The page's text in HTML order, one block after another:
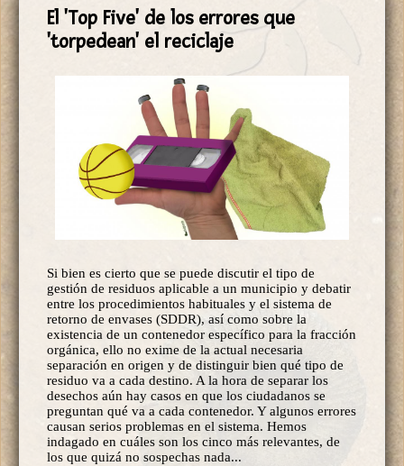
El 'Top Five' de los errores que
'torpedean' el reciclaje
Si bien es cierto que se puede discutir el tipo de
gestión de residuos aplicable a un municipio y debatir
entre los procedimientos habituales y el sistema de
retorno de envases (SDDR), así como sobre la
existencia de un contenedor específico para la fracción
orgánica, ello no exime de la actual necesaria
separación en origen y de distinguir bien qué tipo de
residuo va a cada destino. A la hora de separar los
desechos aún hay casos en que los ciudadanos se
preguntan qué va a cada contenedor. Y algunos errores
causan serios problemas en el sistema. Hemos
indagado en cuáles son los cinco más relevantes, de
los que quizá no sospechas nada...